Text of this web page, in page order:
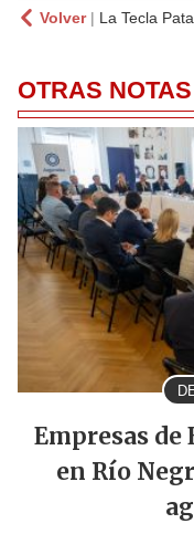
Volver| La Tecla
OTRAS NOTAS
Empresas de
en Río